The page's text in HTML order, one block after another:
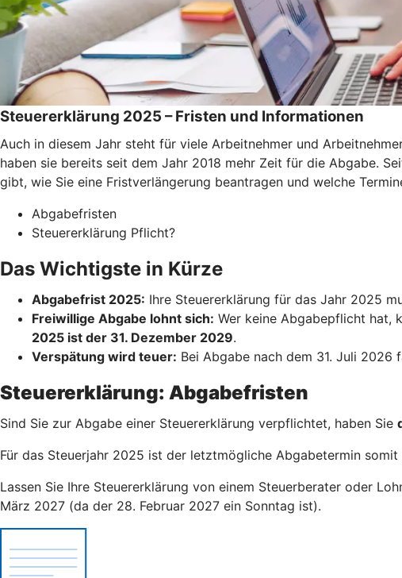
Steuererklärung 2025 – Fristen und Informationen
Auch in diesem Jahr steht für viele Arbeitnehmer und
haben sie bereits seit dem Jahr 2018 mehr Zeit für die Abgabe.
gibt, wie Sie eine Fristverlängerung beantragen und welche
Abgabefristen
Steuererklärung Pflicht?
Das Wichtigste in Kürze
Abgabefrist 2025: Ihre Steuererklärung für das Jahr 2025
Freiwillige Abgabe lohnt sich: Wer keine Abgabepflicht hat,
2025 ist der 31. Dezember 2029.
Verspätung wird teuer: Bei Abgabe nach dem 31. Juli 2026
Steuererklärung: Abgabefristen
Sind Sie zur Abgabe einer Steuererklärung verpflichtet, haben Sie
Für das Steuerjahr 2025 ist der letztmögliche Abgabetermin somit
Lassen Sie Ihre Steuererklärung von einem Steuerberater oder
März 2027 (da der 28. Februar 2027 ein Sonntag ist).